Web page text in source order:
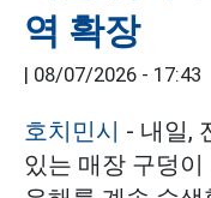
역 확장
| 08/07/2026 - 17:43
호치민시 - 내일,
있는 매장 구덩